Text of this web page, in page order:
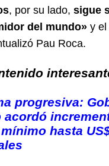
, por su lado, sigue
del mundo» y el
Pau Roca.
progresiva:
acordó
hasta